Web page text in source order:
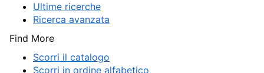
Ultime ricerche
Ricerca avanzata
Find More
Scorri il catalogo
Scorri in ordine alfabetico